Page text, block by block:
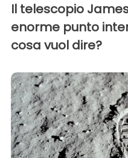
Il telescopio
enorme punto
cosa vuol dire?